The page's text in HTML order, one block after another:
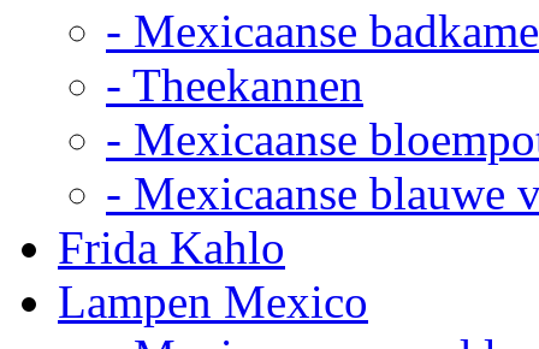
- Mexicaanse
- Theekannen
- Mexicaanse
- Mexicaanse blauwe
Frida Kahlo
Lampen Mexico